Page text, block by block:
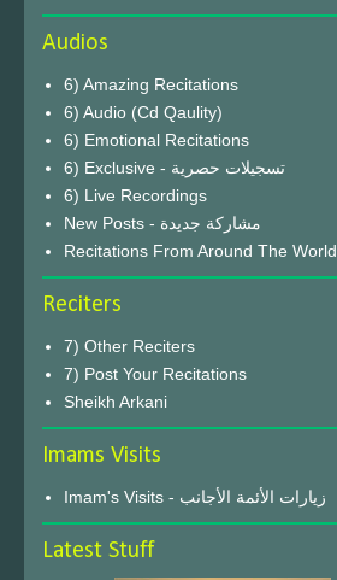
Audios
6) Amazing Recitations
6) Audio (Cd Qaulity)
6) Emotional Recitations
6) Exclusive - تسجيلات حصرية
6) Live Recordings
New Posts - مشاركة جديدة
Recitations From Around The World
Reciters
7) Other Reciters
7) Post Your Recitations
Sheikh Arkani
Imams Visits
Imam's Visits - زيارات الأئمة الأجانب
Latest Stuff